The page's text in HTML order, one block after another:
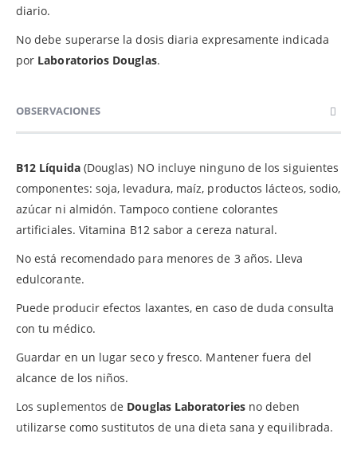
diario.
No debe superarse la dosis diaria expresamente indicada
por Laboratorios Douglas.
OBSERVACIONES
B12 Líquida(Douglas) NO incluye ninguno de los siguientes
componentes: soja, levadura, maíz, productos lácteos, sodio,
azúcar ni almidón. Tampoco contiene colorantes
artificiales. Vitamina B12 sabor a cereza natural.
No está recomendado para menores de 3 años. Lleva
edulcorante.
Puede producir efectos laxantes, en caso de duda consulta
con tu médico.
Guardar en un lugar seco y fresco. Mantener fuera del
alcance de los niños.
Los suplementos de Douglas Laboratoriesno deben
utilizarse como sustitutos de una dieta sana y equilibrada.